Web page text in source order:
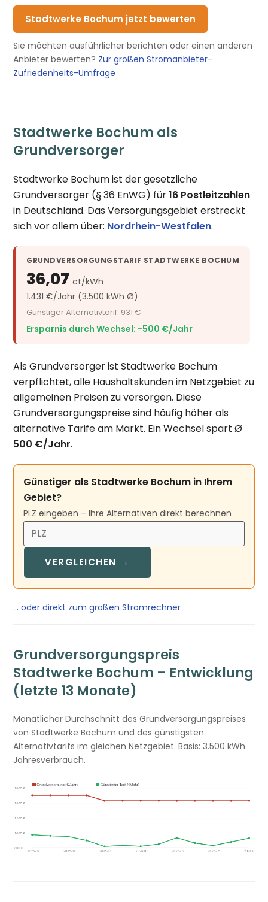
Stadtwerke Bochum jetzt bewerten
Sie möchten ausführlicher berichten oder einen anderen
Anbieter bewerten? Zur großen Stromanbieter-
Zufriedenheits-Umfrage
Stadtwerke Bochum als
Grundversorger
Stadtwerke Bochum ist der gesetzliche
Grundversorger (§ 36 EnWG) für16 Postleitzahlen
in Deutschland. Das Versorgungsgebiet erstreckt
sich vor allem über: Nordrhein-Westfalen.
GRUNDVERSORGUNGSTARIF STADTWERKE BOCHUM
36,07ct/kWh
1.431 €/Jahr (3.500 kWh Ø)
Günstiger Alternativtarif: 931 €
Ersparnis durch Wechsel: −500 €/Jahr
Als Grundversorger ist Stadtwerke Bochum
verpflichtet, alle Haushaltskunden im Netzgebiet zu
allgemeinen Preisen zu versorgen. Diese
Grundversorgungspreise sind häufig höher als
alternative Tarife am Markt. Ein Wechsel spart Ø
500 €/Jahr.
Günstiger als Stadtwerke Bochum in Ihrem
Gebiet?
PLZ eingeben – Ihre Alternativen direkt berechnen
VERGLEICHEN →
… oder direkt zum großen Stromrechner
Grundversorgungspreis
Stadtwerke Bochum – Entwicklung
(letzte 13 Monate)
Monatlicher Durchschnitt des Grundversorgungspreises
von Stadtwerke Bochum und des günstigsten
Alternativtarifs im gleichen Netzgebiet. Basis: 3.500 kWh
Jahresverbrauch.